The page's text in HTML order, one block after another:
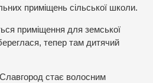
приміщень сільської школи.
приміщення для земської
тепер там дитячий
Славгород стає волосним